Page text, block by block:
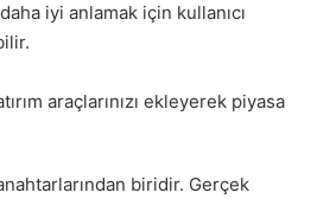
iyi anlamak için kullanıcı
araçlarınızı ekleyerek piyasa
biridir. Gerçek